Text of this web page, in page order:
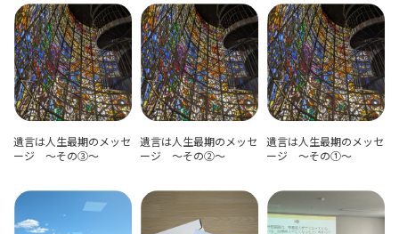
遺言は人生最期のメッセ
ージ ～その③～
遺言は人生最期のメッセ
ージ ～その②～
遺言は人生最期のメッセ
ージ ～その①～